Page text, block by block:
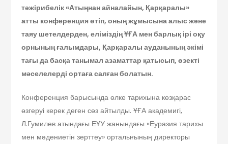
тәжірибелік «Атыңнан айналайын, Қарқаралы»
атты конференция өтіп, оның жұмысына алыс және
таяу шетелдерден, еліміздің ҰҒА мен барлық ірі оқу
орнының ғалымдары, Қарқаралы ауданының әкімі
тағы да басқа танымал азаматтар қатысып, өзекті
мәселелерді ортаға салған болатын.
Конференция барысында өлке тарихына көзқарас
өзгеруі керек деген сөз айтылды. ҰҒА академигі,
Л.Гумилев атындағы ЕҰУ жанындағы «Еуразия тарихы
мен мәдениетін зерттеу» орталығының директоры